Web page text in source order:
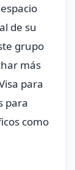
de su
grupo
más
para
para
como